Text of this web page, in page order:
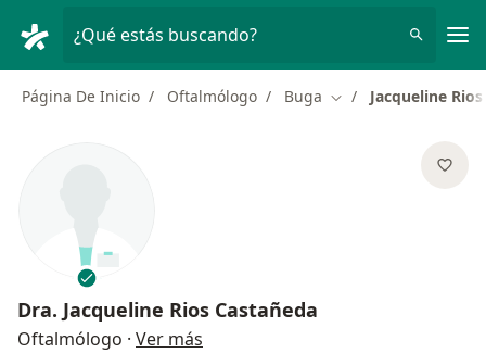
¿Qué estás buscando?
Página De Inicio Oftalmólogo Buga Cambiar de ciudad
Jacqueline
Dra. Jacqueline Rios Castañeda
Oftalmólogo · Ver más